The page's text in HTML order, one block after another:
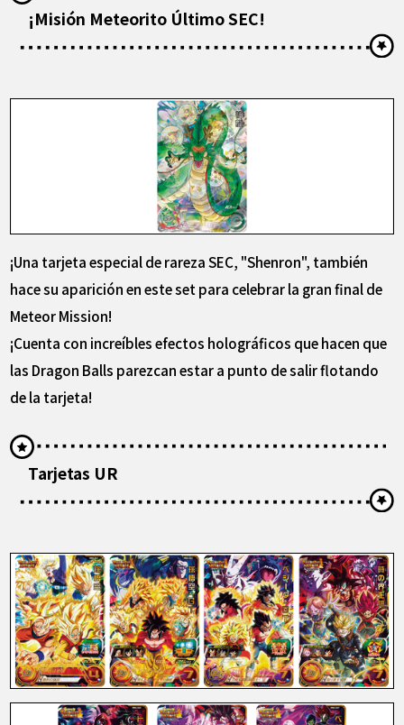
¡Misión Meteorito Último SEC!
¡Una tarjeta especial de rareza SEC, "Shenron", también
hace su aparición en este set para celebrar la gran final de
Meteor Mission!
¡Cuenta con increíbles efectos holográficos que hacen que
las Dragon Balls parezcan estar a punto de salir flotando
de la tarjeta!
Tarjetas UR